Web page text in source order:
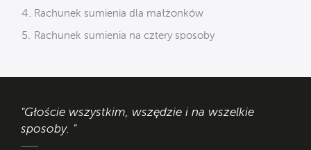
Rachunek sumienia dla małżonków
Rachunek sumienia na cztery sposoby
"Głoście wszystkim, wszędzie i na wszelkie
sposoby. "